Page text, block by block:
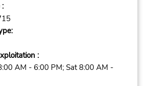
:
AM - 6:00 PM; Sat 8:00 AM -